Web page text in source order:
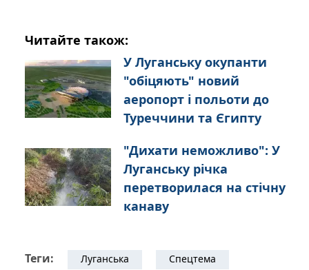
Читайте також:
У Луганську окупанти
"обіцяють" новий
аеропорт і польоти до
Туреччини та Єгипту
"Дихати неможливо": У
Луганську річка
перетворилася на стічну
канаву
Теги: Луганська Спецтема